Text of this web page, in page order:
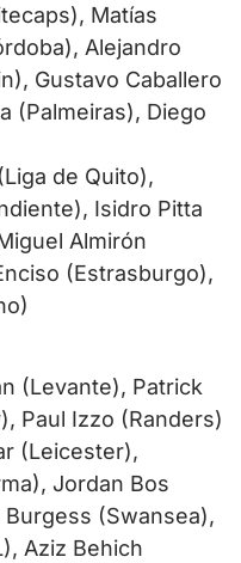
Matías
Alejandro
Gustavo Caballero
(Palmeiras), Diego
de Quito),
Isidro Pitta
Almirón
(Estrasburgo),
(Levante), Patrick
Paul Izzo (Randers)
(Leicester),
Jordan Bos
(Swansea),
Aziz Behich